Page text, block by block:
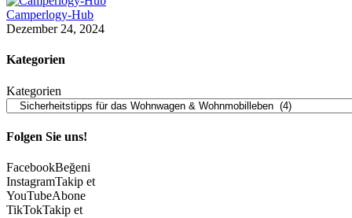
Camperlogy-Hub
Dezember 24, 2024
Kategorien
Kategorien
Folgen Sie uns!
FacebookBeğeni
InstagramTakip et
YouTubeAbone
TikTokTakip et